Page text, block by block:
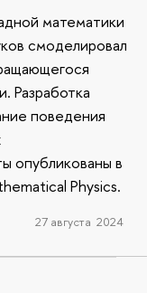
математики
смоделировал
Разработка
поведения
опубликованы в
Physics.
27 августа 2024